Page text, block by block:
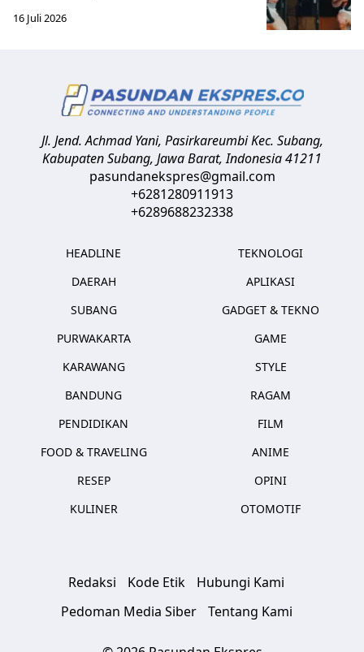
16 Juli 2026
Jl. Jend. Achmad Yani, Pasirkareumbi Kec. Subang,
Kabupaten Subang, Jawa Barat,Indonesia41211
pasundanekspres@gmail.com
+6281280911913
+6289688232338
HEADLINE
DAERAH
SUBANG
PURWAKARTA
KARAWANG
BANDUNG
PENDIDIKAN
FOOD & TRAVELING
RESEP
KULINER
TEKNOLOGI
APLIKASI
GADGET & TEKNO
GAME
STYLE
RAGAM
FILM
ANIME
OPINI
OTOMOTIF
Redaksi Kode Etik
Hubungi Kami
Pedoman Media Siber
Tentang Kami